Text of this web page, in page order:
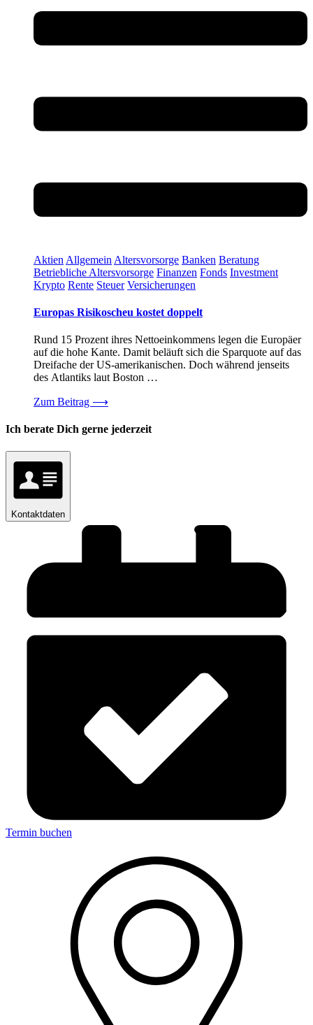
Aktien Allgemein Altersvorsorge Banken Beratung
Betriebliche Altersvorsorge Finanzen Fonds Investment
Krypto Rente Steuer Versicherungen
Europas Risikoscheu kostet doppelt
Rund 15 Prozent ihres Nettoeinkommens legen die Europäer
auf die hohe Kante. Damit beläuft sich die Sparquote auf das
Dreifache der US-amerikanischen. Doch während jenseits
des Atlantiks laut Boston …
Zum Beitrag ⟶
Ich berate Dich gerne jederzeit
Kontaktdaten
Termin buchen